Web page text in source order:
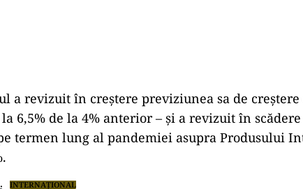
a revizuit în creştere previziunea sa de
la 6,5% de la 4% anterior – şi a revizuit în
termen lung al pandemiei asupra Produsului
INTERNAȚIONAL